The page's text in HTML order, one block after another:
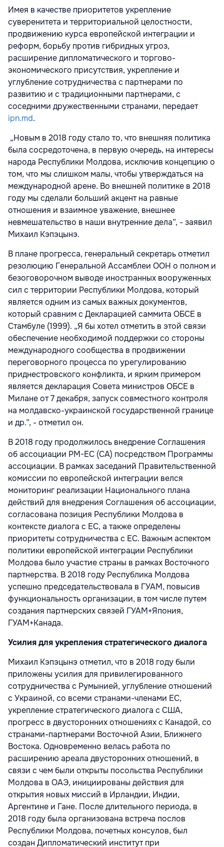
Имея в качестве приоритетов укрепление
суверенитета и территориальной целостности,
продвижению курса европейской интеграции и
реформ, борьбу против гибридных угроз,
расширение дипломатического и торгово-
экономического присутствия, укрепление и
углубление сотрудничества с партнерами по
развитию и с традиционными партнерами, с
соседними дружественными странами, передает
ipn.md.
„Новым в 2018 году стало то, что внешняя политика
была сосредоточена, в первую очередь, на интересы
народа Республики Молдова, исключив концепцию о
том, что мы слишком малы, чтобы утверждаться на
международной арене. Во внешней политике в 2018
году мы сделали больший акцент на равные
отношения и взаимное уважение, внешнее
невмешательство в наши внутренние дела”, - заявил
Михаил Кэпэцынэ.
В плане прогресса, генеральный секретарь отметил
резолюцию Генеральной Ассамблеи ООН о полном и
безоговорочном выводе иностранных вооруженных
сил с территории Республики Молдова, который
является одним из самых важных документов,
который сравним с Декларацией саммита ОБСЕ в
Стамбуле (1999). „Я бы хотел отметить в этой связи
обеспечение необходимой поддержки со стороны
международного сообщества в продвижении
переговорного процесса по урегулированию
приднестровского конфликта, и ярким примером
является декларация Совета министров ОБСЕ в
Милане от 7 декабря, запуск совместного контроля
на молдавско-украинской государственной границе
и др.”, - отметил он.
В 2018 году продолжилось внедрение Соглашения
об ассоциации РМ-ЕС (СА) посредством Программы
ассоциации. В рамках заседаний Правительственной
комиссии по европейской интеграции велся
мониторинг реализации Национального плана
действий для внедрения Соглашения об ассоциации,
согласована позиция Республики Молдова в
контексте диалога с ЕС, а также определены
приоритеты сотрудничества с ЕС. Важным аспектом
политики европейской интеграции Республики
Молдова было участие страны в рамках Восточного
партнерства. В 2018 году Республика Молдова
успешно председательствовала в ГУАМ, повысив
функциональность организации, в том числе путем
создания партнерских связей ГУАМ+Япония,
ГУАМ+Канада.
Усилия для укрепления стратегического диалога
Михаил Кэпэцынэ отметил, что в 2018 году были
приложены усилия для привилегированного
сотрудничества с Румынией, углубление отношений
с Украиной, со всеми странами-членами ЕС,
укрепление стратегического диалога с США,
прогресс в двусторонних отношениях с Канадой, со
странами-партнерами Восточной Азии, Ближнего
Востока. Одновременно велась работа по
расширению ареала двусторонних отношений, в
связи с чем были открыты посольства Республики
Молдова в ОАЭ, инициированы действия для
открытия новых миссий в Ирландии, Индии,
Аргентине и Гане. После длительного периода, в
2018 году была организована встреча послов
Республики Молдова, почетных консулов, был
создан Дипломатический институт при